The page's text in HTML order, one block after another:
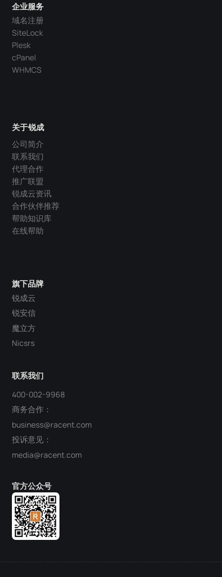
旗下品牌
锐成云
锐安信
魔立方
Nicsrs
联系我们
400-002-9968
商务合作：
business@racent.com
投诉意见：
media@racent.com
官方公众号
企业服务
域名注册
SiteLock
Plesk
cPanel
WHMCS
关于锐成
公司简介
联系我们
代理合作
推广联盟
锐成云资讯
合作伙伴推荐
帮助知识库
在线帮助